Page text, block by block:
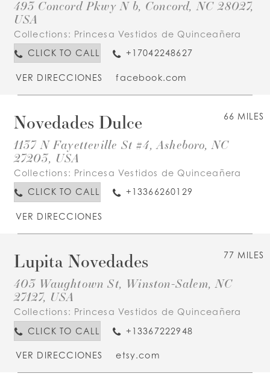
493 Concord Pkwy N b, Concord, NC 28027,
USA
Collections: Princesa Vestidos de Quinceañera
CLICK TO CALL
+17042248627
VER DIRECCIONES facebook.com
66 MILES
Novedades Dulce
1137 N Fayetteville St #4, Asheboro, NC
27203, USA
Collections: Princesa Vestidos de Quinceañera
CLICK TO CALL
+13366260129
VER DIRECCIONES
77 MILES
Lupita Novedades
403 Waughtown St, Winston-Salem, NC
27127, USA
Collections: Princesa Vestidos de Quinceañera
CLICK TO CALL
+13367222948
VER DIRECCIONES etsy.com